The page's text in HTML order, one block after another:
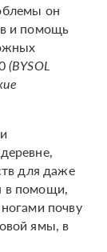
он
и помощь
(BYSOL
для даже
в помощи,
почву
ямы, в